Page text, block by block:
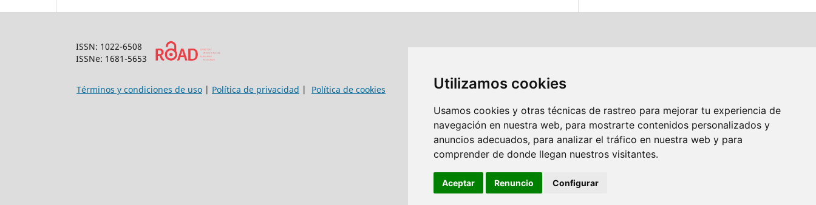
Utilizamos cookies
Usamos cookies y otras técnicas de rastreo para mejorar tu experiencia de
navegación en nuestra web, para mostrarte contenidos personalizados y
anuncios adecuados, para analizar el tráfico en nuestra web y para
comprender de donde llegan nuestros visitantes.
Aceptar Renuncio Configurar
ISSN: 1022-6508
ISSNe: 1681-5653
Términos y condiciones de uso | Política de privacidad | Política de cookies